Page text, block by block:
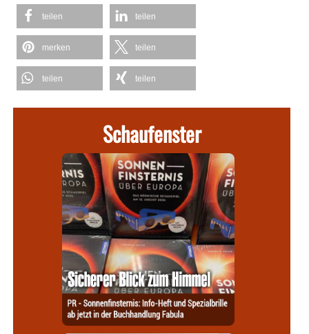
teilen teilen
merken teilen
teilen teilen
Schaufenster